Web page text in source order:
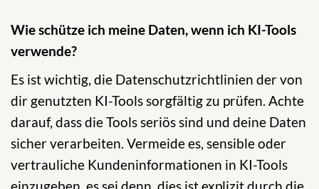
Wie schütze ich meine Daten, wenn ich KI-Tools
verwende?
Es ist wichtig, die Datenschutzrichtlinien der von
dir genutzten KI-Tools sorgfältig zu prüfen. Achte
darauf, dass die Tools seriös sind und deine Daten
sicher verarbeiten. Vermeide es, sensible oder
vertrauliche Kundeninformationen in KI-Tools
einzugeben, es sei denn, dies ist explizit durch die